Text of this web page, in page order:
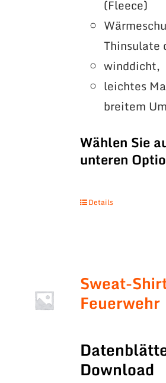
(Fleece)
Thinsulate
winddicht,
leichtes
breitem
Wählen Sie
unteren
Details
Sweat-
Feuerwehr
Download